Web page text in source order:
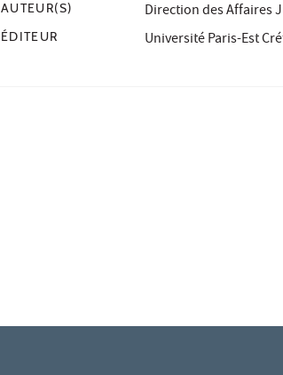
AUTEUR(S) Direction des Affaires
ÉDITEUR Université Paris-Est